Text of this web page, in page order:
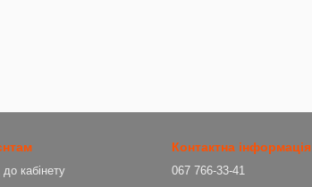
до кабінету
Контактна інформація
067 766-33-41